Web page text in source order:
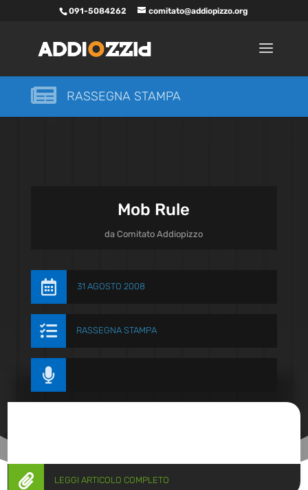
091-5084262 comitato@addiopizzo.org
 RASSEGNA STAMPA
Mob Rule
daComitato Addiopizzo
 31 AGOSTO 2008
 RASSEGNA STAMPA

 LEGGI ARTICOLO COMPLETO